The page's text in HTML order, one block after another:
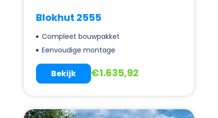
Blokhut 2555
Compleet bouwpakket
Eenvoudige montage
€1.635,92
Bekijk